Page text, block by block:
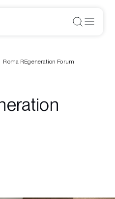
Roma REgeneration Forum